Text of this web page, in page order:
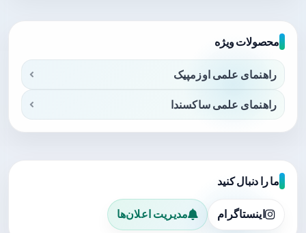
محصولات ویژه
راهنمای علمی اوزمپیک
راهنمای علمی ساکسندا
ما را دنبال کنید
اینستاگرام مدیریت اعلان‌ها